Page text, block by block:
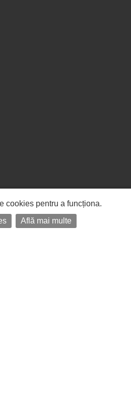
cookies pentru a funcționa.
Află mai multe